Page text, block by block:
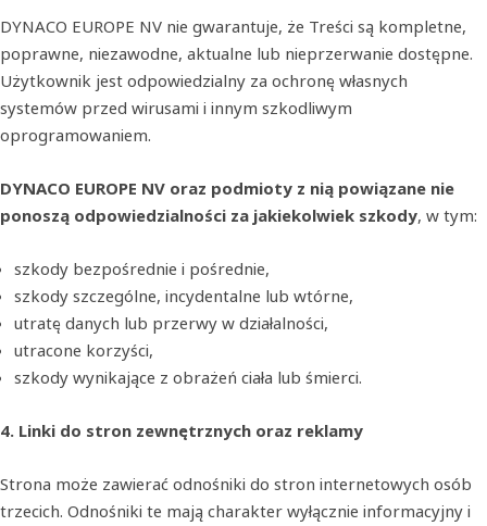
DYNACO EUROPE NV nie gwarantuje, że Treści są kompletne,
poprawne, niezawodne, aktualne lub nieprzerwanie dostępne.
Użytkownik jest odpowiedzialny za ochronę własnych
systemów przed wirusami i innym szkodliwym
oprogramowaniem.
DYNACO EUROPE NV oraz podmioty z nią powiązane nie
ponoszą odpowiedzialności za jakiekolwiek szkody, w tym:
szkody bezpośrednie i pośrednie,
szkody szczególne, incydentalne lub wtórne,
utratę danych lub przerwy w działalności,
utracone korzyści,
szkody wynikające z obrażeń ciała lub śmierci.
4. Linki do stron zewnętrznych oraz reklamy
Strona może zawierać odnośniki do stron internetowych osób
trzecich. Odnośniki te mają charakter wyłącznie informacyjny i